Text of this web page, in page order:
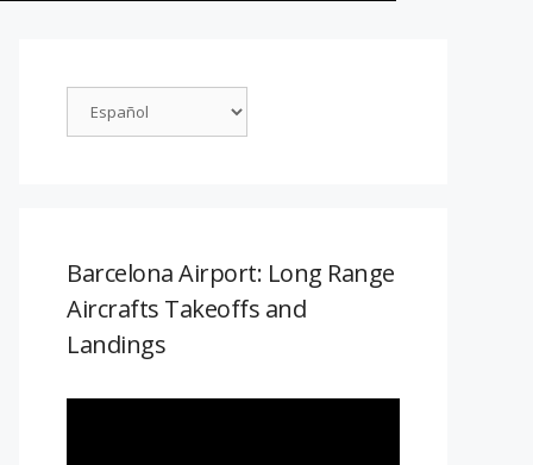
Barcelona Airport: Long Range
Aircrafts Takeoffs and
Landings